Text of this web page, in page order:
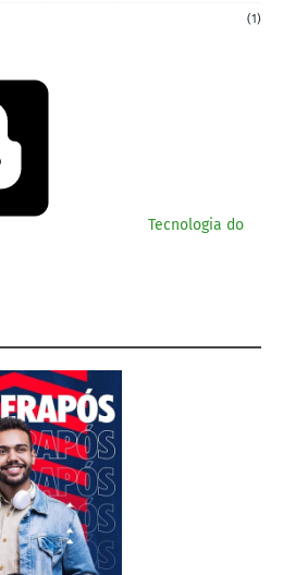
(1)
Tecnologia do